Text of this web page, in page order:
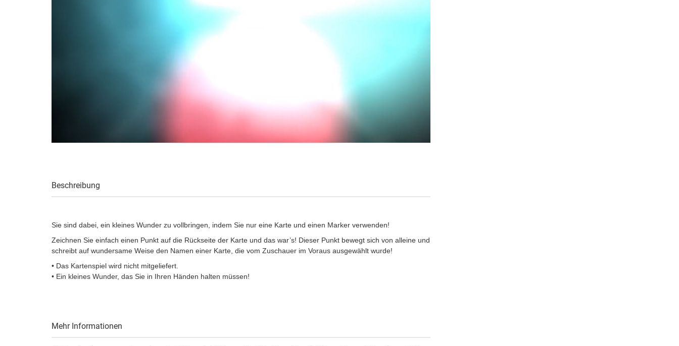
Beschreibung
Sie sind dabei, ein kleines Wunder zu vollbringen, indem Sie nur eine Karte und einen Marker verwenden!
Zeichnen Sie einfach einen Punkt auf die Rückseite der Karte und das war’s! Dieser Punkt bewegt sich von alleine und
schreibt auf wundersame Weise den Namen einer Karte, die vom Zuschauer im Voraus ausgewählt wurde!
• Das Kartenspiel wird nicht mitgeliefert.
• Ein kleines Wunder, das Sie in Ihren Händen halten müssen!
Mehr Informationen